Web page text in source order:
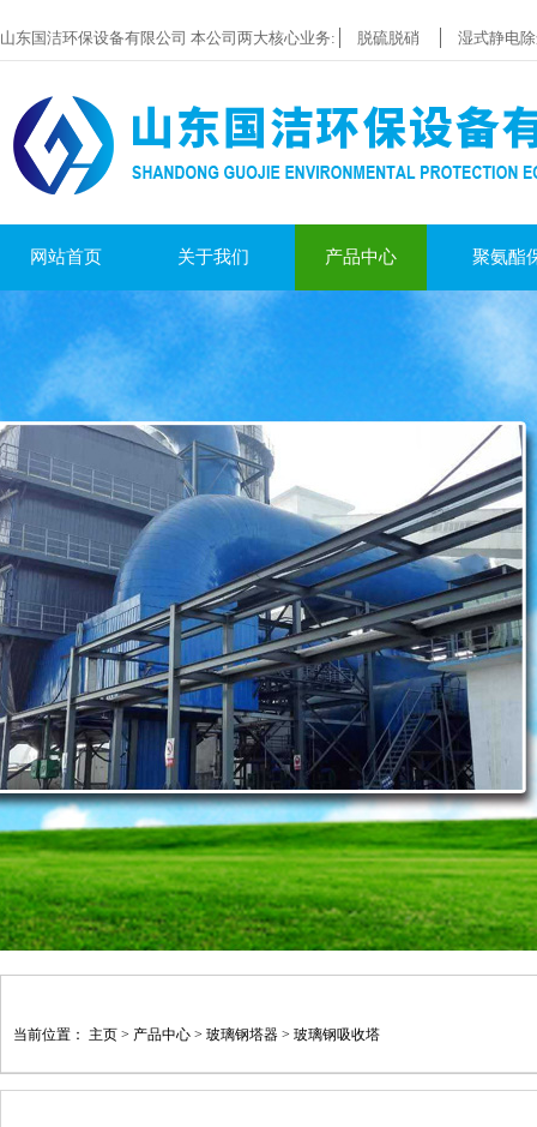
山东国洁环保设备有限公司 本公司两大核心业务: 脱硫脱硝 湿式静电
网站首页 关于我们 产品中心 聚氨酯
当前位置： 主页 > 产品中心 > 玻璃钢塔器 > 玻璃钢吸收塔